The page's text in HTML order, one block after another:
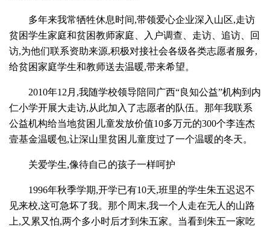
多年来我常牺牲休息时间,带领爱心企业深入山区,走访
贫困学生家庭和贫困教师家庭、入户调查、走访、追访、回
访,为他们联系资助来源,积极对接社会各级各类志愿者服务,
给贫困家庭学生和教师送去温暖,带来希望。
2010年12月,我随学校领导陪同广西“良知公益”机构到内
仁小学开展大走访,从此加入了志愿者的队伍。那年我联系
公益机构给当地贫困儿童发放价值10多万元的300个李连杰
壹基金温暖包,让深山里贫困儿童度过了一个温暖的冬天。
关爱学生,像待自己的孩子一样呵护
1996年秋季学期,开学已有10天,班里的学生朱五迟迟不
见来校,这可急坏了我。那个周末,我一个人走在无人的山路
上,又累又怕,两个多小时后才到朱五家。当看到朱五一家吃